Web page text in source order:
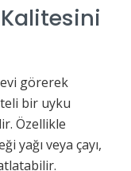
görerek
bir uyku
Özellikle
yağı veya çayı,